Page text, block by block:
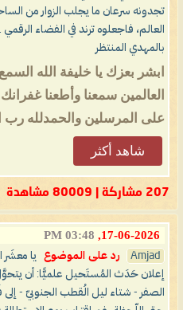
تجدونه سرعان ما يجلب الزوار من
العالم، فاجعلوه ترند في الفضاء الرقمي
بالمهدي المنتظر
ابشر بعزك يا خليفة الله
العالمين سمعنا وأطعنا
على المرسلين والحمدلله رب
شاهد أكثر
207 مشاركة | 80009 مشاهدة
17-06-2026,
03:48 PM
Amjad رد على الموضوع
يا
إعلان حَدَث المُستَحيل علميًّا: أن